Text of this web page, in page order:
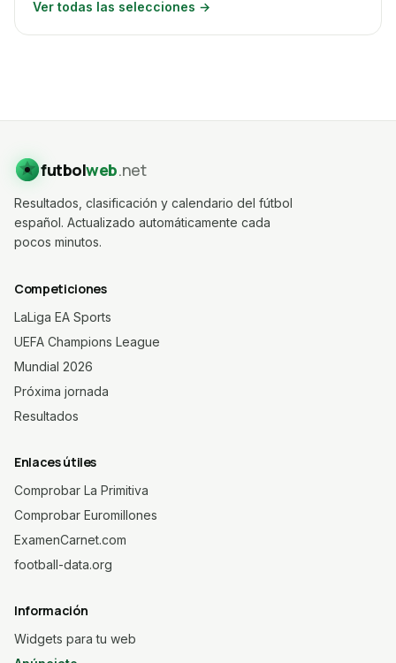
Ver todas las selecciones →
futbolweb.net
Resultados, clasificación y calendario del fútbol
español. Actualizado automáticamente cada
pocos minutos.
Competiciones
LaLiga EA Sports
UEFA Champions League
Mundial 2026
Próxima jornada
Resultados
Enlaces útiles
Comprobar La Primitiva
Comprobar Euromillones
ExamenCarnet.com
football-data.org
Información
Widgets para tu web